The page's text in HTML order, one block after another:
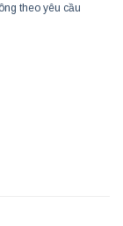
theo yêu cầu